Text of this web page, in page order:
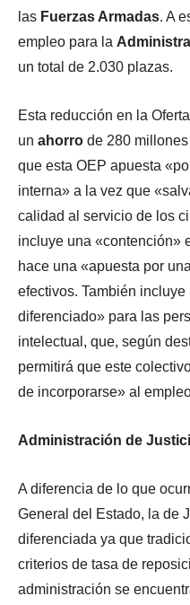
las Fuerzas Armadas. A
empleo para la
un total de 2.030 plazas.
Esta reducción en la
un ahorro de 280
que esta OEP apuesta
interna» a la vez que
calidad al servicio de los
incluye una «contención»
hace una «apuesta por
efectivos. También
diferenciado» para las
intelectual, que, según
permitirá que este
de incorporarse» al
Administración de
A diferencia de lo que
General del Estado, la de
diferenciada ya que
criterios de tasa de
administración se